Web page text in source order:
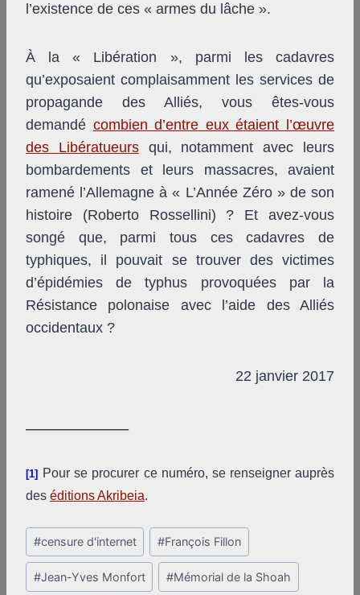
l’existence de ces « armes du lâche ».
À la « Libération », parmi les cadavres
qu’exposaient complaisamment les services de
propagande des Alliés, vous êtes-vous
demandé combien d’entre eux étaient l’œuvre
des Libératueursqui, notamment avec leurs
bombardements et leurs massacres, avaient
ramené l’Allemagne à « L’Année Zéro » de son
histoire (Roberto Rossellini) ? Et avez-vous
songé que, parmi tous ces cadavres de
typhiques, il pouvait se trouver des victimes
d’épidémies de typhus provoquées par la
Résistance polonaise avec l’aide des Alliés
occidentaux ?
22 janvier 2017
[1]
Pour se procurer ce numéro, se renseigner auprès
des éditions Akribeia.
Post
Tags:
#censure d'internet #François Fillon
#Jean-Yves Monfort #Mémorial de la Shoah